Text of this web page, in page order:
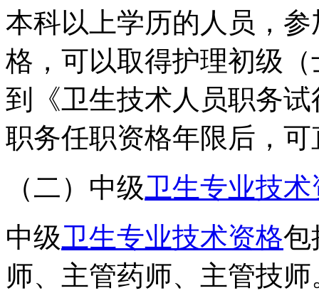
本科以上学历的人员，
格，可以取得护理初级
到《卫生技术人员职务
职务任职资格年限后，
（二）中级卫生专业技
中级卫生专业技术资格包
师、主管药师、主管技师